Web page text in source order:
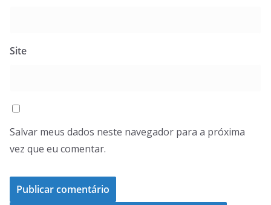
Site
Salvar meus dados neste navegador para a próxima
vez que eu comentar.